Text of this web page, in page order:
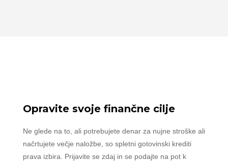
Opravite svoje finančne cilje
Ne glede na to, ali potrebujete denar za nujne stroške ali
načrtujete večje naložbe, so spletni gotovinski krediti
prava izbira. Prijavite se zdaj in se podajte na pot k